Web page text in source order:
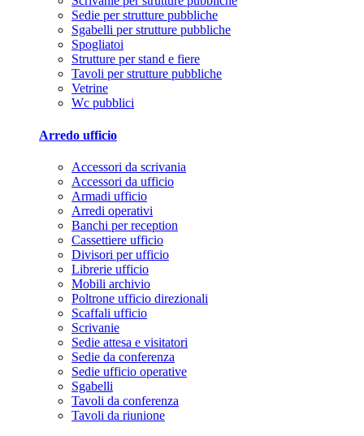
Sedie per strutture pubbliche
Sgabelli per strutture pubbliche
Spogliatoi
Strutture per stand e fiere
Tavoli per strutture pubbliche
Vetrine
Wc pubblici
Arredo ufficio
Accessori da scrivania
Accessori da ufficio
Armadi ufficio
Arredi operativi
Banchi per reception
Cassettiere ufficio
Divisori per ufficio
Librerie ufficio
Mobili archivio
Poltrone ufficio direzionali
Scaffali ufficio
Scrivanie
Sedie attesa e visitatori
Sedie da conferenza
Sedie ufficio operative
Sgabelli
Tavoli da conferenza
Tavoli da riunione